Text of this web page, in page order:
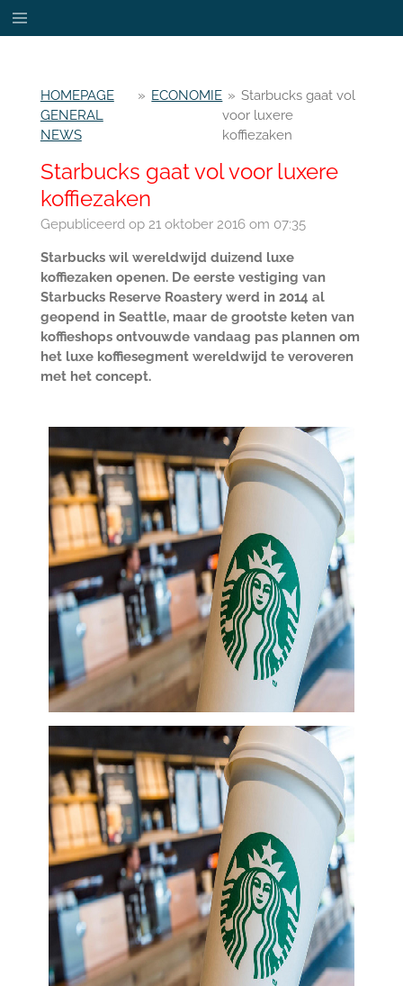
Ga
direct
hoofdinhoud
HOMEPAGE
GENERAL
NEWS
» ECONOMIE » Starbucks gaat vol
voor luxere
koffiezaken
Starbucks gaat vol voor luxere
koffiezaken
Gepubliceerd op 21 oktober 2016 om 07:35
Starbucks wil wereldwijd duizend luxe
koffiezaken openen. De eerste vestiging van
Starbucks Reserve Roastery werd in 2014 al
geopend in Seattle, maar de grootste keten van
koffieshops ontvouwde vandaag pas plannen om
het luxe koffiesegment wereldwijd te veroveren
met het concept.